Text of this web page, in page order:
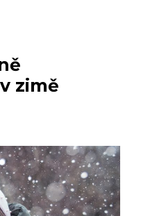
zimě